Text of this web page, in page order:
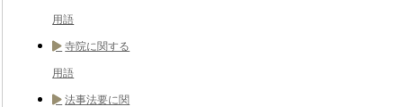
用語
寺院に関する
用語
法事法要に関